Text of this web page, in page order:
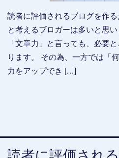
読者に評価されるブログを作
と考えるブロガーは多いと思
「文章力」と言っても、必要
ります。 その為、一方では「
力をアップでき […]